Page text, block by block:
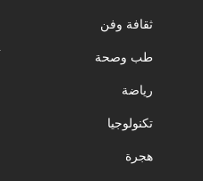
ثقافة وفن
طب وصحة
رياضة
تكنولوجيا
هجرة